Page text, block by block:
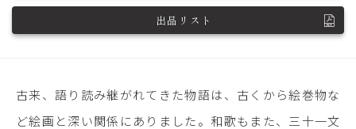
出品リスト
古来、語り読み継がれてきた物語は、古くから絵巻物な
ど絵画と深い関係にありました。和歌もまた、三十一文